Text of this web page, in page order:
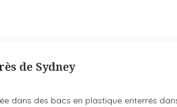
de Sydney
dans des bacs en plastique enterrés